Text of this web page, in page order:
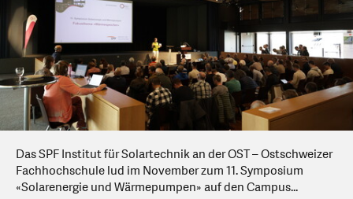
Das SPF Institut für Solartechnik an der OST – Ostschweizer
Fachhochschule lud im November zum 11. Symposium
«Solarenergie und Wärmepumpen» auf den Campus...